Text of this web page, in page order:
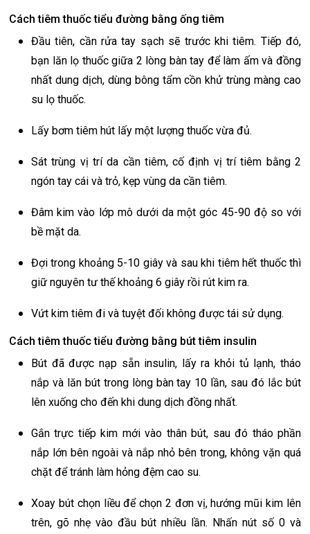
Cách tiêm thuốc tiểu đường bằng ống tiêm
Đầu tiên, cần rửa tay sạch sẽ trước khi tiêm. Tiếp đó,
bạn lăn lọ thuốc giữa 2 lòng bàn tay để làm ấm và đồng
nhất dung dịch, dùng bông tẩm cồn khử trùng màng cao
su lọ thuốc.
Lấy bơm tiêm hút lấy một lượng thuốc vừa đủ.
Sát trùng vị trí da cần tiêm, cố định vị trí tiêm bằng 2
ngón tay cái và trỏ, kẹp vùng da cần tiêm.
Đâm kim vào lớp mô dưới da một góc 45-90 độ so với
bề mặt da.
Đợi trong khoảng 5-10 giây và sau khi tiêm hết thuốc thì
giữ nguyên tư thế khoảng 6 giây rồi rút kim ra.
Vứt kim tiêm đi và tuyệt đối không được tái sử dụng.
Cách tiêm thuốc tiểu đường bằng bút tiêm insulin
Bút đã được nạp sẵn insulin, lấy ra khỏi tủ lạnh, tháo
nắp và lăn bút trong lòng bàn tay 10 lần, sau đó lắc bút
lên xuống cho đến khi dung dịch đồng nhất.
Gắn trực tiếp kim mới vào thân bút, sau đó tháo phần
nắp lớn bên ngoài và nắp nhỏ bên trong, không vặn quá
chặt để tránh làm hỏng đệm cao su.
Xoay bút chọn liều để chọn 2 đơn vị, hướng mũi kim lên
trên, gõ nhẹ vào đầu bút nhiều lần. Nhấn nút số 0 và